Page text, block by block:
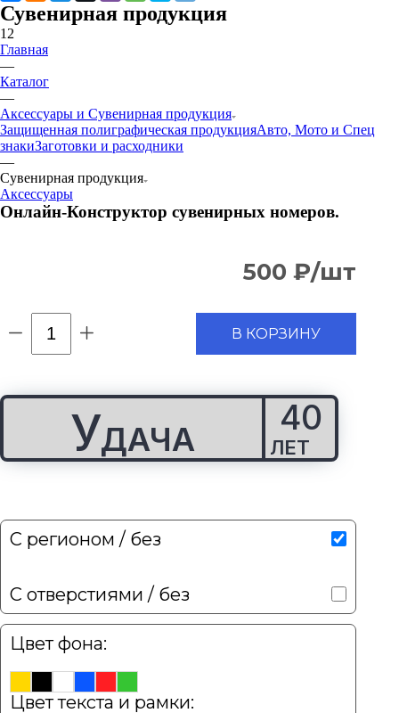
Сувенирная продукция
12
Главная
—
Каталог
—
Аксессуары и Сувенирная продукция
Защищенная полиграфическая продукцияАвто, Мото и Спец
знакиЗаготовки и расходники
—
Сувенирная продукция
Аксессуары
Онлайн-Конструктор сувенирных номеров.
500 ₽/шт
В КОРЗИНУ
УДАЧА
С регионом / без
С отверстиями / без
Цвет фона:
Цвет текста и рамки: